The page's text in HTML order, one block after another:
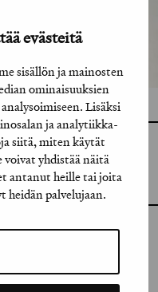
evästeitä
sisällön ja mainosten
ominaisuuksien
Lisäksi
ja analytiikka-
siitä, miten käytät
yhdistää näitä
antanut heille tai joita
palvelujaan.
GRAFIA RY
GRAFIA(AT)GRAFIA.FI
00120 HELSINKI